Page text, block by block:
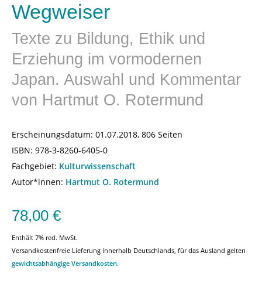
Wegweiser
Texte zu Bildung, Ethik und
Erziehung im vormodernen
Japan. Auswahl und Kommentar
von Hartmut O. Rotermund
Erscheinungsdatum: 01.07.2018, 806 Seiten
ISBN: 978-3-8260-6405-0
Fachgebiet: Kulturwissenschaft
Autor*innen: Hartmut O. Rotermund
78,00 €
Enthält 7% red. MwSt.
Versandkostenfreie Lieferung innerhalb Deutschlands, für das Ausland gelten
gewichtsabhängige Versandkosten.